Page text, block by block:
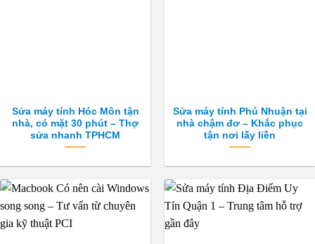
Sửa máy tính Hóc Môn tận
nhà, có mặt 30 phút – Thợ
sửa nhanh TPHCM
Sửa máy tính Phú Nhuận tại
nhà chậm đơ – Khắc phục
tận nơi lấy liền